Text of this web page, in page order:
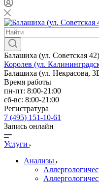
Балашиха (ул. Советская 42)
Королев (ул.
Балашиха (ул. Некрасова,
Время работы
пн-пт: 8:00-21:00
сб-вс: 8:00-21:00
Регистратура
7 (495) 151-10-61
Запись онлайн
Услуги
Анализы